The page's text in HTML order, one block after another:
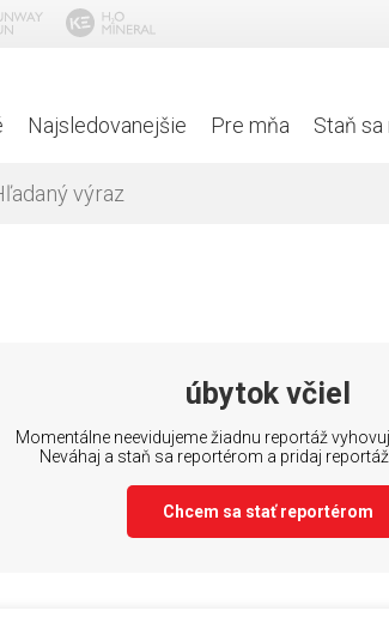
Najsledovanejšie Pre mňa Staň
úbytok včiel
Momentálne neevidujeme žiadnu reportáž
Neváhaj a staň sa reportérom a pridaj
Chcem sa stať reportérom